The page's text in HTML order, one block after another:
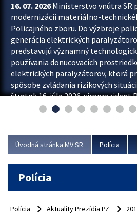
16. 07. 2026Ministerstvo vnútra SR
modernizácii materiálno-
Policajného zboru. Do výzbroje
generácia elektrických
predstavujú významný
používania donucovacích
elektrických paralyzátorov, ktorá
spôsobe zvládania rizikových
štvrtok 16. júla 2026 viceprezident
Rastislav Polakovič a riaditeľ odboru
Úvodná stránka MV SR Polícia
Polícia
Polícia Aktuality Prezídia PZ